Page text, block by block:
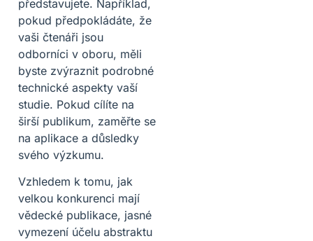
představujete. Například,
pokud předpokládáte, že
vaši čtenáři jsou
odborníci v oboru, měli
byste zvýraznit podrobné
technické aspekty vaší
studie. Pokud cílíte na
širší publikum, zaměřte se
na aplikace a důsledky
svého výzkumu.
Vzhledem k tomu, jak
velkou konkurenci mají
vědecké publikace, jasné
vymezení účelu abstraktu